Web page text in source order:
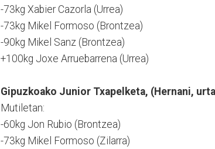
-73kg Xabier Cazorla (Urrea)
-73kg Mikel Formoso (Brontzea)
-90kg Mikel Sanz (Brontzea)
+100kg Joxe Arruebarrena (Urrea)
Gipuzkoako Junior Txapelketa, (Hernani,
Mutiletan:
-60kg Jon Rubio (Brontzea)
-73kg Mikel Formoso (Zilarra)